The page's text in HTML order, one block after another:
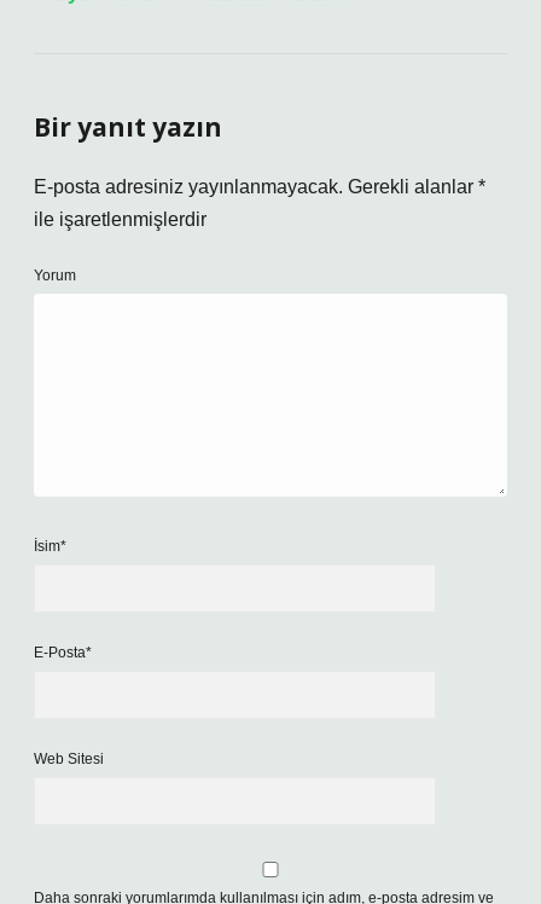
Bir yanıt yazın
E-posta adresiniz yayınlanmayacak. Gerekli alanlar *
ile işaretlenmişlerdir
Yorum
İsim*
E-Posta*
Web Sitesi
Daha sonraki yorumlarımda kullanılması için adım, e-posta adresim ve